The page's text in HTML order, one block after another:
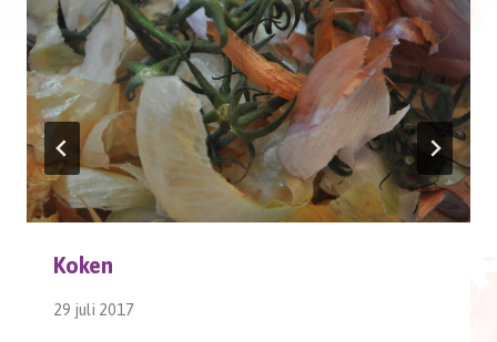
Koken
29 juli 2017